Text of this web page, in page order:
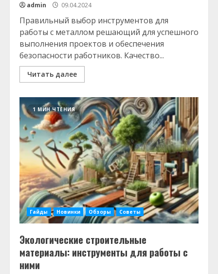
admin 09.04.2024
Правильный выбор инструментов для
работы с металлом решающий для успешного
выполнения проектов и обеспечения
безопасности работников. Качество...
Читать далее
1 МИН ЧТЕНИЯ
Гайды Новинки Обзоры Советы
Экологические строительные
материалы: инструменты для работы с
ними